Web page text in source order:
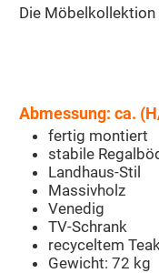
Die
Abmessung: ca.
fertig montiert
stabile
Landhaus-Stil
Massivholz
Venedig
TV-Schrank
recyceltem
Gewicht: 72 kg